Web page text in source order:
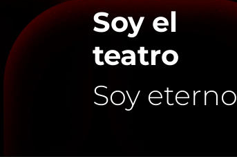
Soy el
teatro
Soy eterno